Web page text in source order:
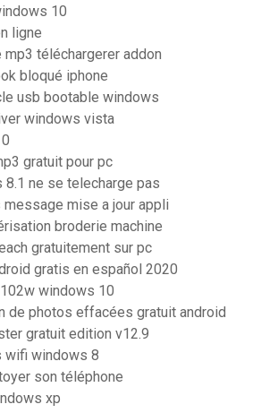
10
ligne
téléchargerer addon
bloqué iphone
usb bootable windows
windows vista
gratuit pour pc
8.1 ne se telecharge pas
message mise a jour appli
broderie machine
gratuitement sur pc
gratis en español 2020
windows 10
de photos effacées gratuit android
gratuit edition v12.9
wifi windows 8
son téléphone
xp